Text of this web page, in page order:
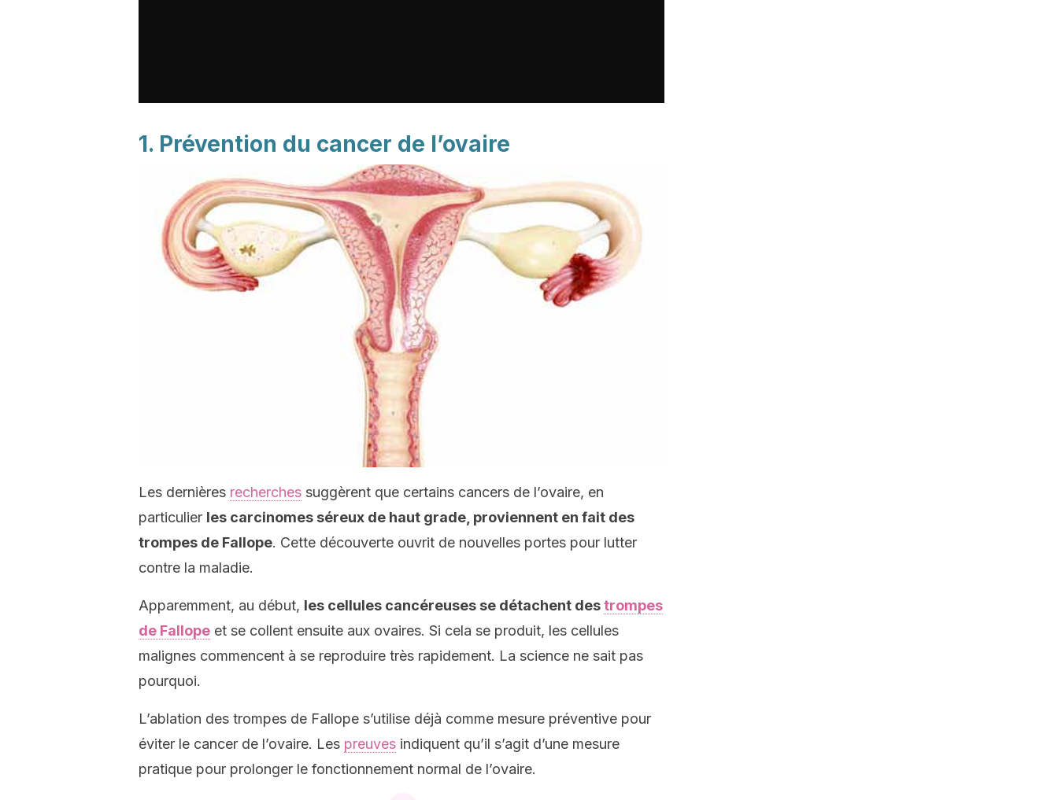
1. Prévention du cancer de l’ovaire
Les dernières recherches suggèrent que certains cancers de l’ovaire, en
particulier les carcinomes séreux de haut grade, proviennent en fait des
trompes de Fallope. Cette découverte ouvrit de nouvelles portes pour lutter
contre la maladie.
Apparemment, au début, les cellules cancéreuses se détachent destrompes
de Fallope et se collent ensuite aux ovaires. Si cela se produit, les cellules
malignes commencent à se reproduire très rapidement. La science ne sait pas
pourquoi.
L’ablation des trompes de Fallope s’utilise déjà comme mesure préventive pour
éviter le cancer de l’ovaire. Les preuves indiquent qu’il s’agit d’une mesure
pratique pour prolonger le fonctionnement normal de l’ovaire.